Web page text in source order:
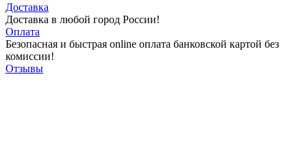
Доставка
Доставка в любой город России!
Оплата
Безопасная и быстрая online оплата банковской картой без
комиссии!
Отзывы